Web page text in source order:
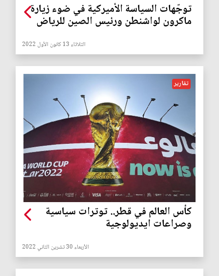
توجّهات السياسة الأميركية في ضوء زيارة
ماكرون لواشنطن ورئيس الصين للرياض
الثلاثاء 13 كانون الأول 2022
تقارير
كأس العالم في قطر.. توترات سياسية
وصراعات ايديولوجية
الأربعاء 30 تشرين الثاني 2022